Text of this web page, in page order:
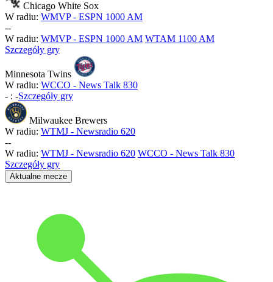
Chicago White Sox
W radiu: WMVP - ESPN 1000 AM
--
W radiu: WMVP - ESPN 1000 AM WTAM 1100 AM
Szczegóły gry
Minnesota Twins
W radiu: WCCO - News Talk 830
- : -Szczegóły gry
Milwaukee Brewers
W radiu: WTMJ - Newsradio 620
--
W radiu: WTMJ - Newsradio 620 WCCO - News Talk 830
Szczegóły gry
Aktualne mecze